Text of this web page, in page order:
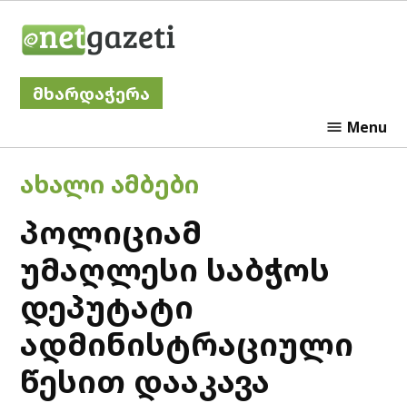
მხარდაჭერა
Menu
POSTED
IN
ᲐᲮᲐᲚᲘ ᲐᲛᲑᲔᲑᲘ
პოლიციამ
უმაღლესი საბჭოს
დეპუტატი
ადმინისტრაციული
წესით დააკავა